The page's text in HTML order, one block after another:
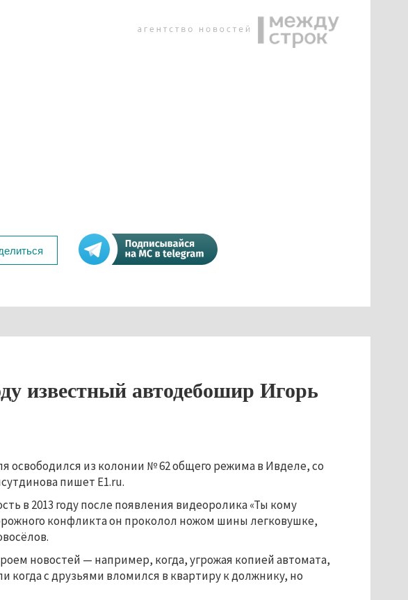
известный автодебошир Игорь
освободился из колонии № 62 общего режима в Ивделе, со
пишет E1.ru.
в 2013 году после появления видеоролика «Ты кому
конфликта он проколол ножом шины легковушке,
новостей — например, когда, угрожая копией автомата,
когда с друзьями вломился в квартиру к должнику, но